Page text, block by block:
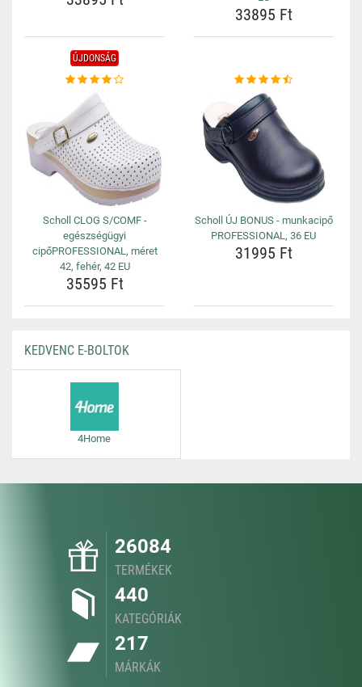
33895 Ft
ÚJDONSÁG
Scholl CLOG S/COMF -
egészségügyi
cipőPROFESSIONAL, méret
42, fehér, 42 EU
35595 Ft
Scholl ÚJ BONUS - munkacipő
PROFESSIONAL, 36 EU
31995 Ft
KEDVENC E-BOLTOK
4Home
26084
TERMÉKEK
440
KATEGÓRIÁK
217
MÁRKÁK